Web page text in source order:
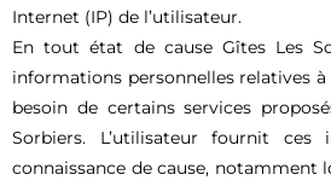
Internet (IP) de l’utilisateur.
En tout état de cause Gîtes Les
informations personnelles relatives
besoin de certains services
Sorbiers. L’utilisateur fournit
connaissance de cause, notamment